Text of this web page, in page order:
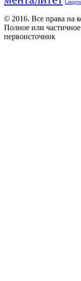
© 2016. Все права на
Полное или
первоисточник